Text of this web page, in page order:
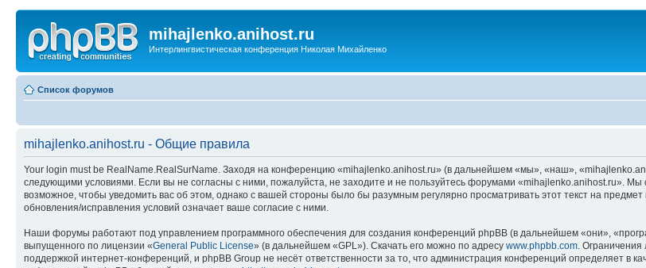
mihajlenko.anihost.ru
Интерлингвистическая конференция Николая Михайленко
Список форумов
mihajlenko.anihost.ru - Общие правила
Your login must be RealName.RealSurName. Заходя на конференцию «mihajlenko.anihost.ru» (в дальнейшем «мы», «наш»,
следующими условиями. Если вы не согласны с ними, пожалуйста, не заходите и не пользуйтесь форумами «mihajlenko.anihost.ru».
возможное, чтобы уведомить вас об этом, однако с вашей стороны было бы разумным регулярно просматривать этот текст на
обновления/исправления условий означает ваше согласие с ними.
Наши форумы работают под управлением программного обеспечения для создания конференций phpBB (в дальнейшем «они»,
выпущенного по лицензии «General Public License» (в дальнейшем «GPL»). Скачать его можно по адресу www.phpbb.com .
поддержкой интернет-конференций, и phpBB Group не несёт ответственности за то, что администрация конференций определяет в